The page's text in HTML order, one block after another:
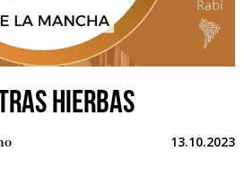
HIERBAS
13.10.2023